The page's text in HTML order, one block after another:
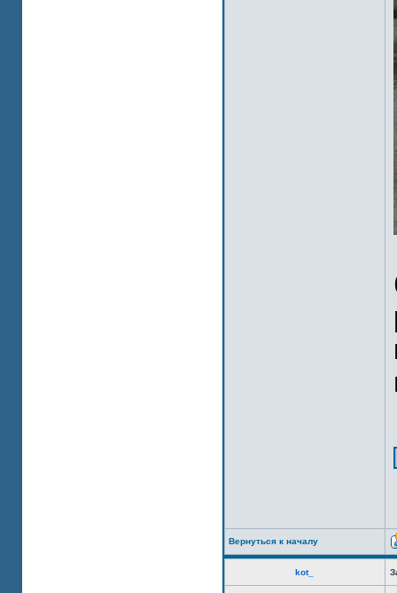
Вернуться к началу
kot_